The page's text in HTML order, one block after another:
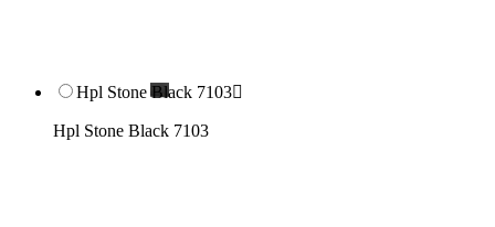
Hpl Stone Black 7103
Hpl Stone Black 7103